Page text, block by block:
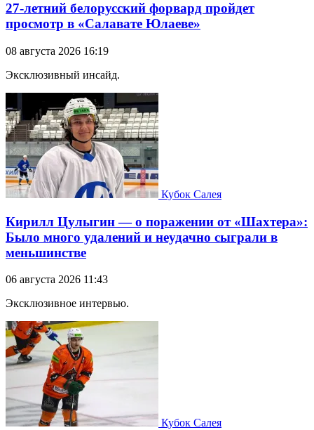
27-летний белорусский форвард пройдет
просмотр в «Салавате Юлаеве»
08 августа 2026 16:19
Эксклюзивный инсайд.
Кубок Салея
Кирилл Цулыгин — о поражении от «Шахтера»:
Было много удалений и неудачно сыграли в
меньшинстве
06 августа 2026 11:43
Эксклюзивное интервью.
Кубок Салея